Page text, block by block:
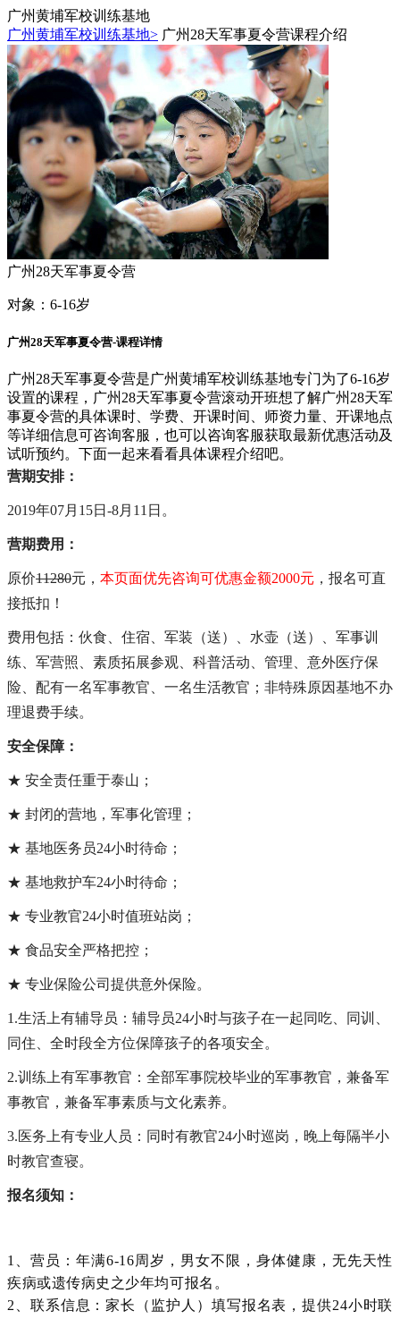
广州黄埔军校训练基地
广州黄埔军校训练基地> 广州28天军事夏令营课程介绍
广州28天军事夏令营
对象： 6-16岁
广州28天军事夏令营-课程详情
广州28天军事夏令营是广州黄埔军校训练基地专门为了6-16岁
设置的课程，广州28天军事夏令营滚动开班想了解广州28天军
事夏令营的具体课时、学费、开课时间、师资力量、开课地点
等详细信息可咨询客服，也可以咨询客服获取最新优惠活动及
试听预约。下面一起来看看具体课程介绍吧。
营期安排：
2019年07月15日-8月11日 。
营期费用：
原价11280元， 本页面优先咨询可优惠金额2000元 ，报名可直
接抵扣！
费用包括：伙食、住宿、军装（送）、水壶（送）、军事训
练、军营照、素质拓展参观、科普活动、管理、意外医疗保
险、配有一名军事教官、一名生活教官；非特殊原因基地不办
理退费手续。
安全保障：
★ 安全责任重于泰山；
★ 封闭的营地，军事化管理；
★ 基地医务员24小时待命；
★ 基地救护车24小时待命；
★ 专业教官24小时值班站岗；
★ 食品安全严格把控；
★ 专业保险公司提供意外保险。
1.生活上有辅导员： 辅导员24小时与孩子在一起同吃、同训、
同住、全时段全方位保障孩子的各项安全。
2.训练上有军事教官：全部军事院校毕业的军事教官，兼备军
事教官，兼备军事素质与文化素养。
3.医务上有专业人员：同时有教官24小时巡岗，晚上每隔半小
时教官查寝。
报名须知：
1、营员：年满6-16周岁，男女不限，身体健康，无先天性
疾病或遗传病史之少年均可报名。
2、联系信息：家长（监护人）填写报名表，提供24小时联